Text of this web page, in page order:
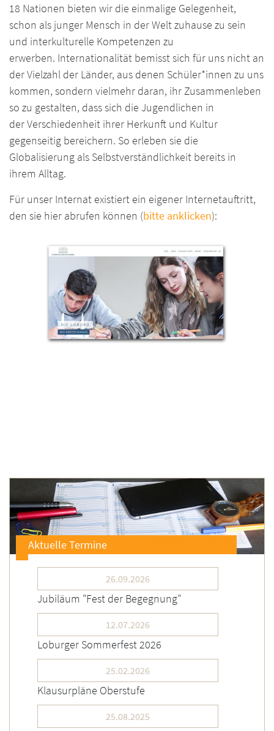
18 Nationen bieten wir die einmalige Gelegenheit,
schon als junger Mensch in der Welt zuhause zu sein
und interkulturelle Kompetenzen zu
erwerben. Internationalität bemisst sich für uns nicht an
der Vielzahl der Länder, aus denen Schüler*innen zu uns
kommen, sondern vielmehr daran, ihr Zusammenleben
so zu gestalten, dass sich die Jugendlichen in
der Verschiedenheit ihrer Herkunft und Kultur
gegenseitig bereichern. So erleben sie die
Globalisierung als Selbstverständlichkeit bereits in
ihrem Alltag.
Für unser Internat existiert ein eigener Internetauftritt,
den sie hier abrufen können (bitte anklicken):
Aktuelle Termine
26.09.2026
Jubiläum "Fest der Begegnung"
12.07.2026
Loburger Sommerfest 2026
25.02.2026
Klausurpläne Oberstufe
25.08.2025